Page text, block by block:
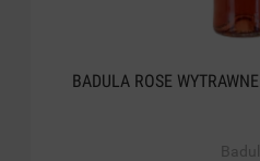
BADULA ROSE